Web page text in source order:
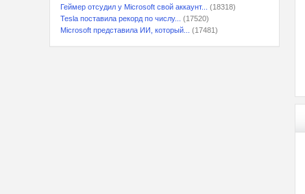
Геймер отсудил у Microsoft свой аккаунт...
(18318)
Tesla поставила рекорд по числу...
(17520)
Microsoft представила ИИ, который...
(17481)